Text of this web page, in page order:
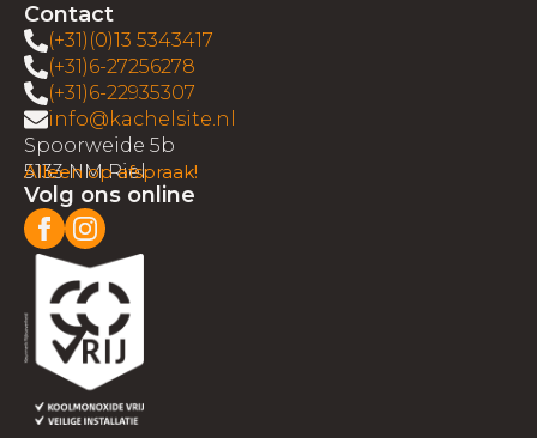
Contact
(+31)(0)13 5343417
(+31)6-27256278
(+31)6-22935307
info@kachelsite.nl
Spoorweide 5b
5133 NM Riel
Alleen op afspraak!
Volg ons online